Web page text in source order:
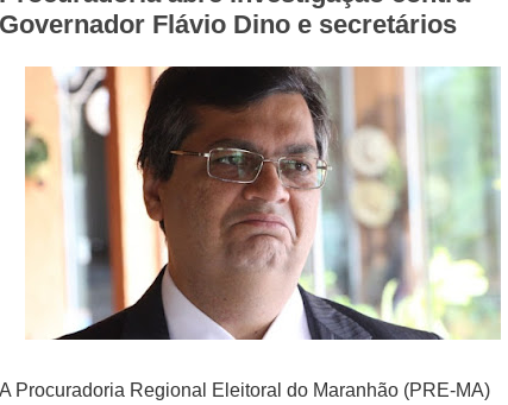
Governador Flávio Dino e secretários
A Procuradoria Regional Eleitoral do Maranhão (PRE-MA)